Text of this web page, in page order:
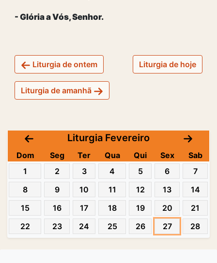
- Glória a Vós, Senhor.
Liturgia de ontem Liturgia de hoje
Liturgia de amanhã
Liturgia Fevereiro
Dom Seg Ter Qua Qui Sex
Sab
1
2 3 4 5 6
7
8
9 10 11 12 13
14
15
16 17 18 19 20
21
22
23 24 25 26 27 28